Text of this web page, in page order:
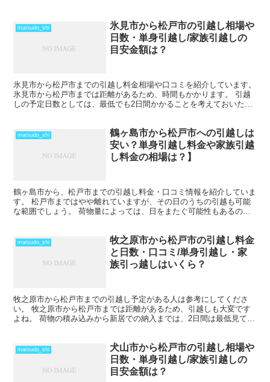
matsudo_shi
氷見市から松戸市の引越し相場や
日数・単身引越し/家族引越しの
目安金額は？
氷見市から松戸市までの引越し料金相場や口コミを紹介しています。
氷見市から松戸市までは距離があるため、時間もかかります。 引越
しの予定日数としては、最低でも2日間かかることを考えておいた方
matsudo_shi
鶴ヶ島市から松戸市への引越しは
安い？単身引越し料金や家族引越
し料金の相場は？】
鶴ヶ島市から、松戸市までの引越し料金・口コミ情報を紹介していま
す。 松戸市まではやや離れていますが、その日のうちの引越も可能
な範囲でしょう。 荷物量によっては、日をまたぐ可能性もあるの
matsudo_shi
牧之原市から松戸市の引越し料金
と日数・口コミ/単身引越し・家
族引っ越しはいくら？
牧之原市から松戸市までの引越し予定がある人は参考にしてくださ
い。 牧之原市から松戸市までは距離があるため、引越しも大変です
よね。 荷物の積み込みから新居での納入までは、2日間は最低見てお
matsudo_shi
犬山市から松戸市の引越し相場や
日数・単身引越し/家族引越しの
目安金額は？